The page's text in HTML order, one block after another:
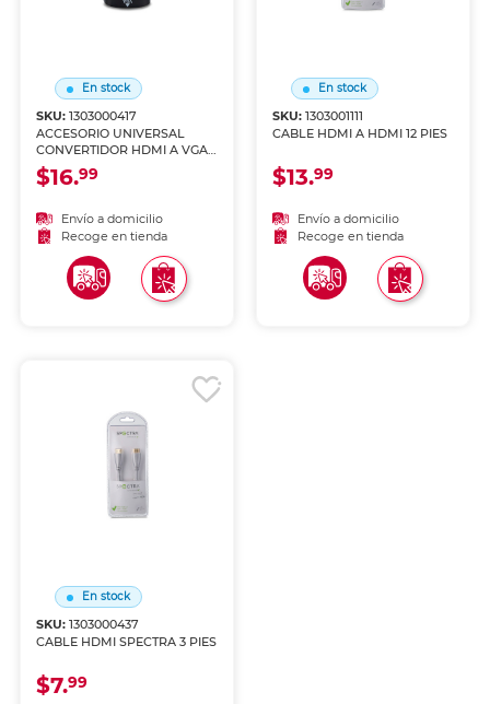
En stock
SKU:1303000417
ACCESORIO UNIVERSAL
CONVERTIDOR HDMI A VGA
RPRC-H70-OD
$16.99
Envío a domicilio
Recoge en tienda
En stock
SKU: 1303001111
CABLE HDMI A HDMI 12 PIES
$13.99
Envío a domicilio
Recoge en tienda
En stock
SKU:1303000437
CABLE HDMI SPECTRA 3 PIES
$7.99